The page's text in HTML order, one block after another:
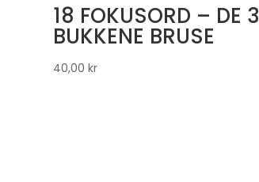
18 FOKUSORD – DE 3
BUKKENE BRUSE
40,00kr